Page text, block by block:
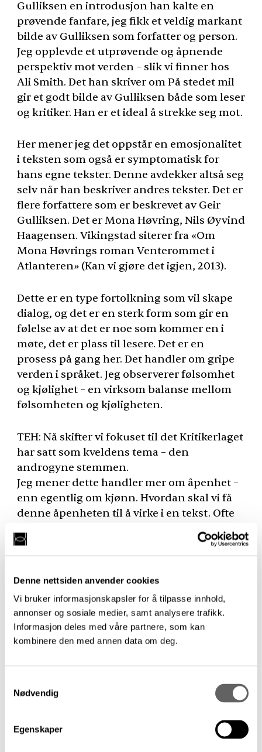
Denne nettsiden anvender cookies
Vi bruker informasjonskapsler for å tilpasse innhold,
annonser og sosiale medier, samt analysere trafikk.
Informasjon deles med våre partnere, som kan
kombinere den med annen data om deg.
Nødvendig
Egenskaper
Gulliksen en introdusjon han kalte en
prøvende fanfare, jeg fikk et veldig markant
bilde av Gulliksen som forfatter og person.
Jeg opplevde et utprøvende og åpnende
perspektiv mot verden – slik vi finner hos
Ali Smith. Det han skriver om På stedet mil
gir et godt bilde av Gulliksen både som leser
og kritiker. Han er et ideal å strekke seg mot.
Her mener jeg det oppstår en emosjonalitet
i teksten som også er symptomatisk for
hans egne tekster. Denne avdekker altså seg
selv når han beskriver andres tekster. Det er
flere forfattere som er beskrevet av Geir
Gulliksen. Det er Mona Høvring, Nils Øyvind
Haagensen. Vikingstad siterer fra «Om
Mona Høvrings roman Venterommet i
Atlanteren» (Kan vi gjøre det igjen, 2013).
Dette er en type fortolkning som vil skape
dialog, og det er en sterk form som gir en
følelse av at det er noe som kommer en i
møte, det er plass til lesere. Det er en
prosess på gang her. Det handler om gripe
verden i språket. Jeg observerer følsomhet
og kjølighet – en virksom balanse mellom
følsomheten og kjøligheten.
TEH: Nå skifter vi fokuset til det Kritikerlaget
har satt som kveldens tema – den
androgyne stemmen.
Jeg mener dette handler mer om åpenhet –
enn egentlig om kjønn. Hvordan skal vi få
denne åpenheten til å virke i en tekst. Ofte
opplever jeg tekstene til Geir ikke har
bestemt seg på forhånd. Det androgyne
Hvis jeg skal sammenlikne Tjuendedagen
med noe, er det få andre romaner enn
Fløgstads Fyr og Flamme og Solstads roman
1987 som forsøker å favne Norges utvikling
Tjuendedagen handler om et par som tar
ektesengen – et klart grenseoverskridende